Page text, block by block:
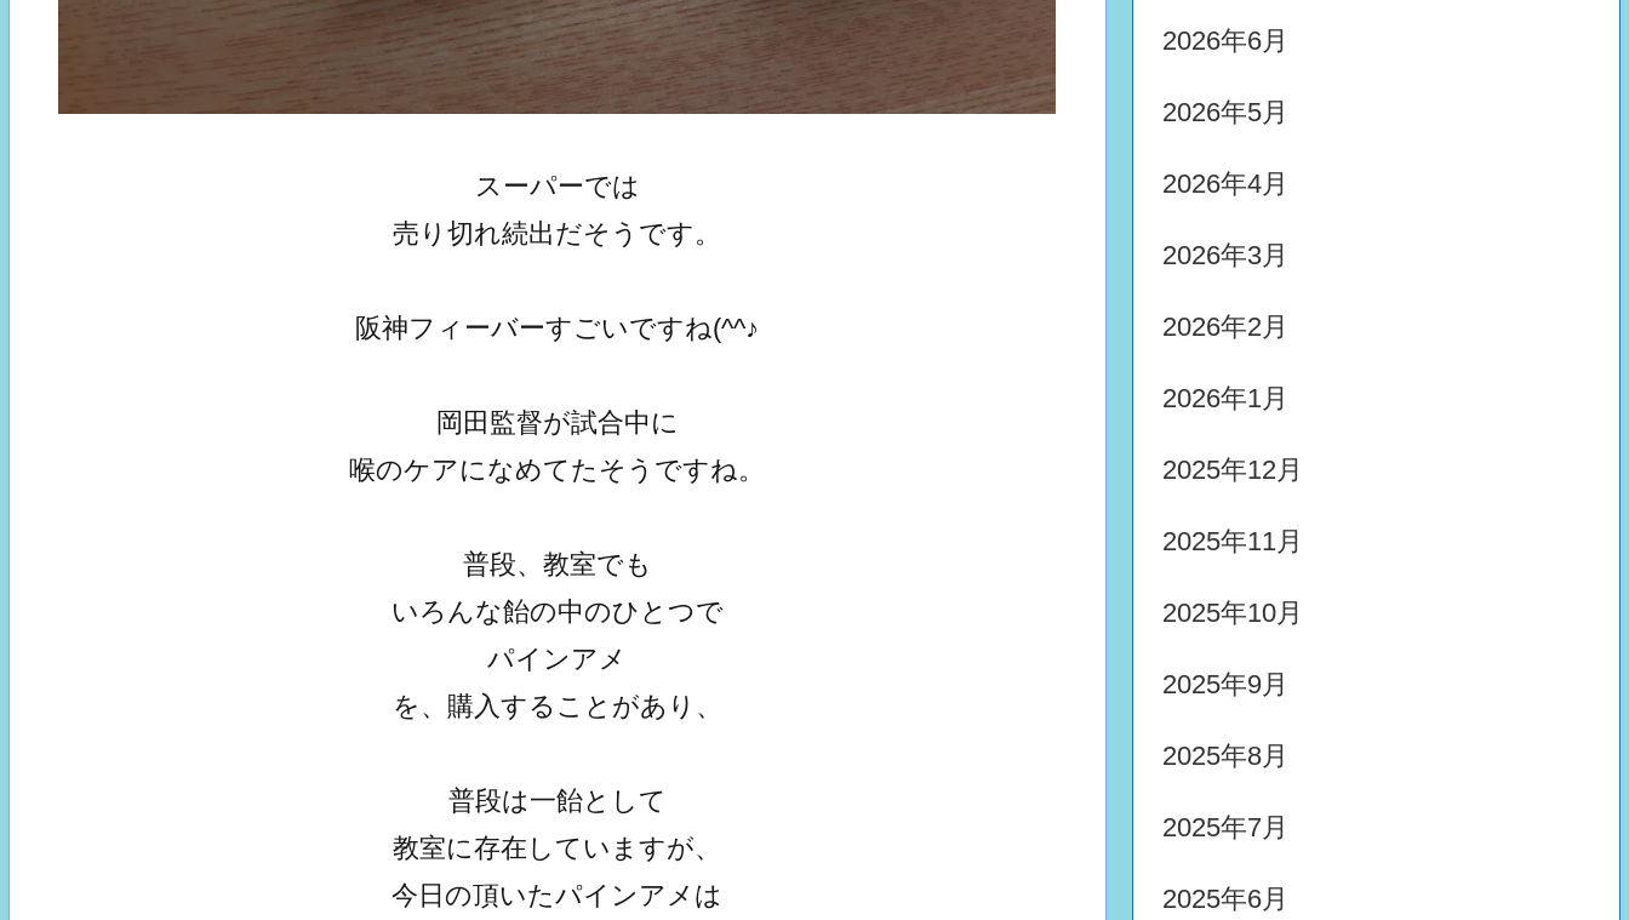
スーパーでは
売り切れ続出だそうです。
阪神フィーバーすごいですね(^^♪
岡田監督が試合中に
喉のケアになめてたそうですね。
普段、教室でも
いろんな飴の中のひとつで
パインアメ
を、購入することがあり、
普段は一飴として
教室に存在していますが、
今日の頂いたパインアメは
2026年6月
2026年5月
2026年4月
2026年3月
2026年2月
2026年1月
2025年12月
2025年11月
2025年10月
2025年9月
2025年8月
2025年7月
2025年6月